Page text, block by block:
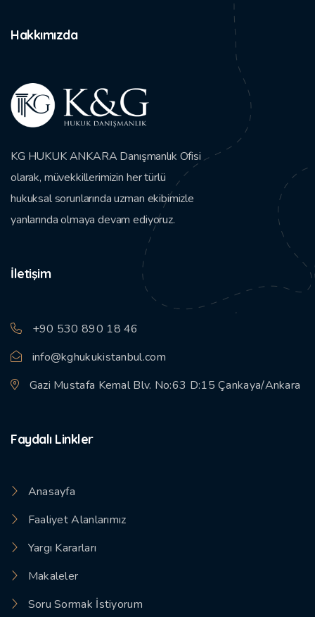
Hakkımızda
KG HUKUK ANKARA Danışmanlık Ofisi
olarak, müvekkillerimizin her türlü
hukuksal sorunlarında uzman ekibimizle
yanlarında olmaya devam ediyoruz.
İletişim
+90 530 890 18 46
info@kghukukistanbul.com
Gazi Mustafa Kemal Blv. No:63 D:15 Çankaya/Ankara
Faydalı Linkler
Anasayfa
Faaliyet Alanlarımız
Yargı Kararları
Makaleler
Soru Sormak İstiyorum